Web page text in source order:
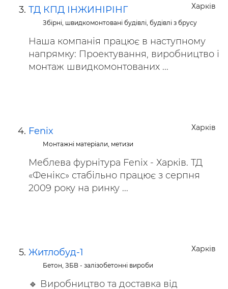
Харків
ТД КПД ІНЖИНІРІНГ
Збірні, швидкомонтовані будівлі, будівлі з брусу
Наша компанія працює в наступному
напрямку: Проектування, виробництво і
монтаж швидкомонтованих ...
Харків
Fenix
Монтажні матеріали, метизи
Меблева фурнітура Fenix ​​- Харків. ТД
«Фенікс» стабільно працює з серпня
2009 року на ринку ...
Харків
Житлобуд-1
Бетон, ЗБВ - залізобетонні вироби
🔹 Виробництво та доставка від